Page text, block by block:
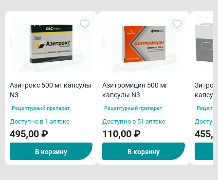
Азитрокс 500 мг капсулы
N3
Рецептурный препарат
Доступно в 1 аптеке
495,00 ₽
В корзину
Азитромицин 500 мг
капсулы N3
Рецептурный препарат
Доступно в 51 аптеке
110,00 ₽
В корзину